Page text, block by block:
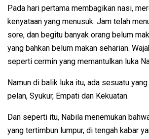
Pada hari pertama membagikan nasi,
kenyataan yang menusuk. Jam telah
sore, dan begitu banyak orang belum
yang bahkan belum makan seharian.
seperti cermin yang memantulkan luka
Namun di balik luka itu, ada sesuatu
pelan, Syukur, Empati dan Kekuatan.
Dan seperti itu, Nabila menemukan
yang tertimbun lumpur, di tengah kabar